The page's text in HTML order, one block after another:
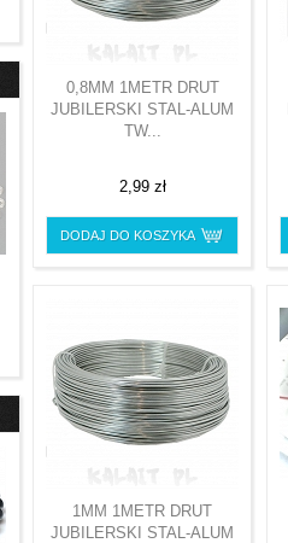
0,8MM 1METR DRUT
JUBILERSKI STAL-ALUM
TW...
2,99 zł
DODAJ DO KOSZYKA
1MM 1METR DRUT
JUBILERSKI STAL-ALUM